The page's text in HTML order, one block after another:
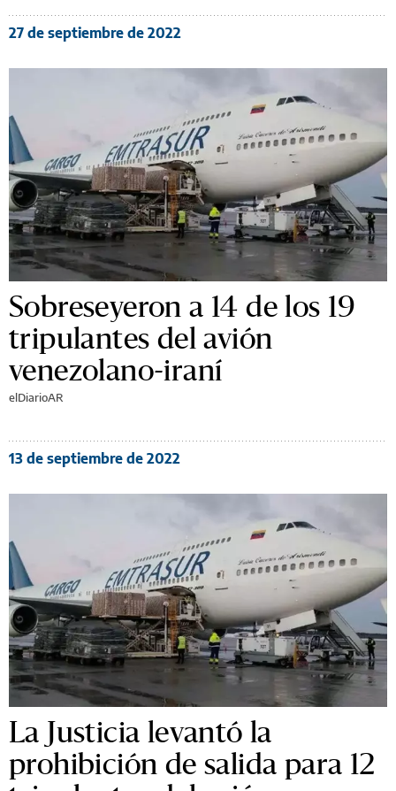
27 de septiembre de 2022
Sobreseyeron a 14 de los 19
tripulantes del avión
venezolano-iraní
elDiarioAR
13 de septiembre de 2022
La Justicia levantó la
prohibición de salida para 12